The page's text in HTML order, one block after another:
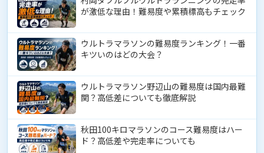
が激低な理由！難易度や累積標高もチェック
ウルトラマラソンの難易度ランキング！一番
キツいのはどの大会？
ウルトラマラソン野辺山の難易度は国内最難
関？高低差についても徹底解説
秋田100キロマラソンのコース難易度はハー
ド？高低差や完走率についても